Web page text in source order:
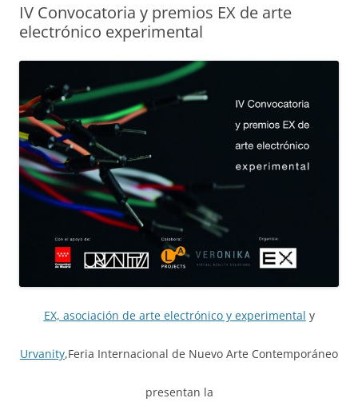
IV Convocatoria y premios EX de arte
electrónico experimental
EX, asociación de arte electrónico y experimental y
Urvanity,Feria Internacional de Nuevo Arte Contemporáneo
presentan la